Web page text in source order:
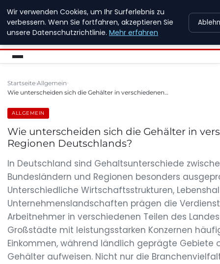
NEW ENERGY JOBS
Startseite Allgemein
Wie unterscheiden sich die Gehälter in verschiedenen…
ALLGEMEIN
Wie unterscheiden sich die Gehälter in
Regionen Deutschlands?
In Deutschland sind Gehaltsunterschiede
Bundesländern und Regionen besonders
Unterschiedliche Wirtschaftsstrukturen,
Unternehmenslandschaften prägen die
Arbeitnehmer in verschiedenen Teilen des
Großstädte mit leistungsstarken Konzernen
Einkommen, während ländlich geprägte Gebiete
Gehälter aufweisen. Nicht nur die
Wir verwenden Cookies, um Ihr Surferlebnis zu
verbessern. Wenn Sie fortfahren, akzeptieren Sie
unsere Datenschutzrichtlinie. Mehr erfahren